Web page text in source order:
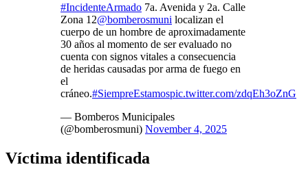
#IncidenteArmado 7a. Avenida y 2a. Calle
Zona 12@bomberosmuni localizan el
cuerpo de un hombre de aproximadamente
30 años al momento de ser evaluado no
cuenta con signos vitales a consecuencia
de heridas causadas por arma de fuego en
el
cráneo.#SiempreEstamospic.twitter.com/zdqEh3oZnG
— Bomberos Municipales
(@bomberosmuni) November 4, 2025
Víctima identificada